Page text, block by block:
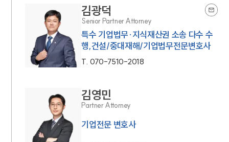
김광덕
Senior Partner Attorney
특수 기업법무·지식재산권 소송 다수 수
행,건설/중대재해/기업법무전문변호사
T. 070-7510-2018
김영민
Partner Attorney
기업전문 변호사